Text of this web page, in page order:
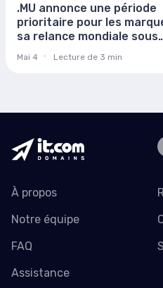
.MU annonce une période
prioritaire pour les
sa relance mondiale sous
Domain"
Mai 4 Lecture de 3 min
À propos
Notre équipe
FAQ
Assistance